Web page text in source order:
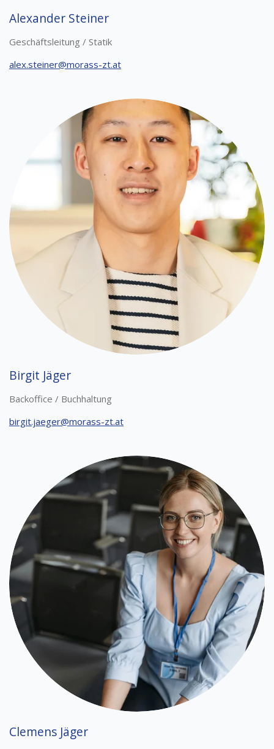
Alexander Steiner
Geschäftsleitung / Statik
alex.steiner@morass-zt.at
Birgit Jäger
Backoffice / Buchhaltung
birgit.jaeger@morass-zt.at
Clemens Jäger